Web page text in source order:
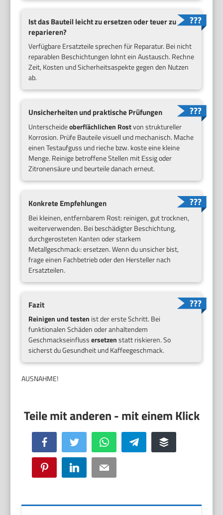
Ist das Bauteil leicht zu ersetzen oder teuer zu
reparieren?
Verfügbare Ersatzteile sprechen für Reparatur. Bei nicht
reparablen Beschichtungen lohnt ein Austausch. Rechne
Zeit, Kosten und Sicherheitsaspekte gegen den Nutzen
ab.
Unsicherheiten und praktische Prüfungen
Unterscheideoberflächlichen Rostvon struktureller
Korrosion. Prüfe Bauteile visuell und mechanisch. Mache
einen Testaufguss und rieche bzw. koste eine kleine
Menge. Reinige betroffene Stellen mit Essig oder
Zitronensäure und beurteile danach erneut.
Konkrete Empfehlungen
Bei kleinen, entfernbarem Rost: reinigen, gut trocknen,
weiterverwenden. Bei beschädigter Beschichtung,
durchgerosteten Kanten oder starkem
Metallgeschmack: ersetzen. Wenn du unsicher bist,
frage einen Fachbetrieb oder den Hersteller nach
Ersatzteilen.
Fazit
Reinigen und testen ist der erste Schritt. Bei
funktionalen Schäden oder anhaltendem
Geschmackseinflussersetzenstatt riskieren. So
sicherst du Gesundheit und Kaffeegeschmack.
AUSNAHME!
Facebook Twitter WhatsApp Telegram Buffer
Pinterest LinkedIn Email